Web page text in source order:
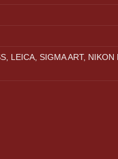
LEICA, SIGMA ART, NIKON